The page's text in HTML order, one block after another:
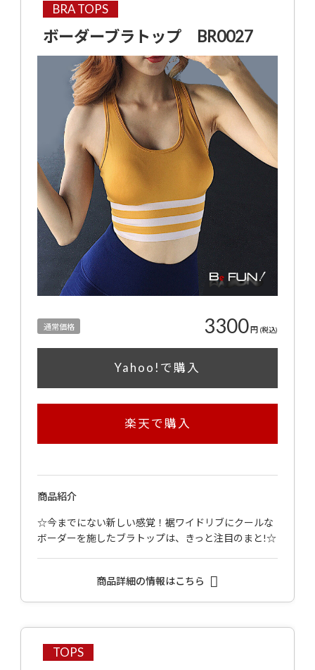
BRA TOPS
ボーダーブラトップ BR0027
通常価格 3300円 (税込)
Yahoo!で購入
楽天で購入
商品紹介
☆今までにない新しい感覚！裾ワイドリブにクールな
ボーダーを施したブラトップは、きっと注目のまと!☆
商品詳細の情報はこちら
TOPS